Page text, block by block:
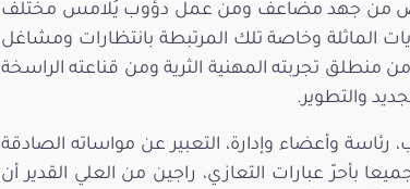
من جهد مضاعف ومن عمل دؤوب يُلامس مختلف
الماثلة وخاصة تلك المرتبطة بانتظارات ومشاغل
تجربته المهنية الثرية ومن قناعته الراسخة
والتطوير.
وأعضاء وإدارة، التعبير عن مواساته الصادقة
بأحرّ عبارات التعازي، راجين من العلي القدير أن